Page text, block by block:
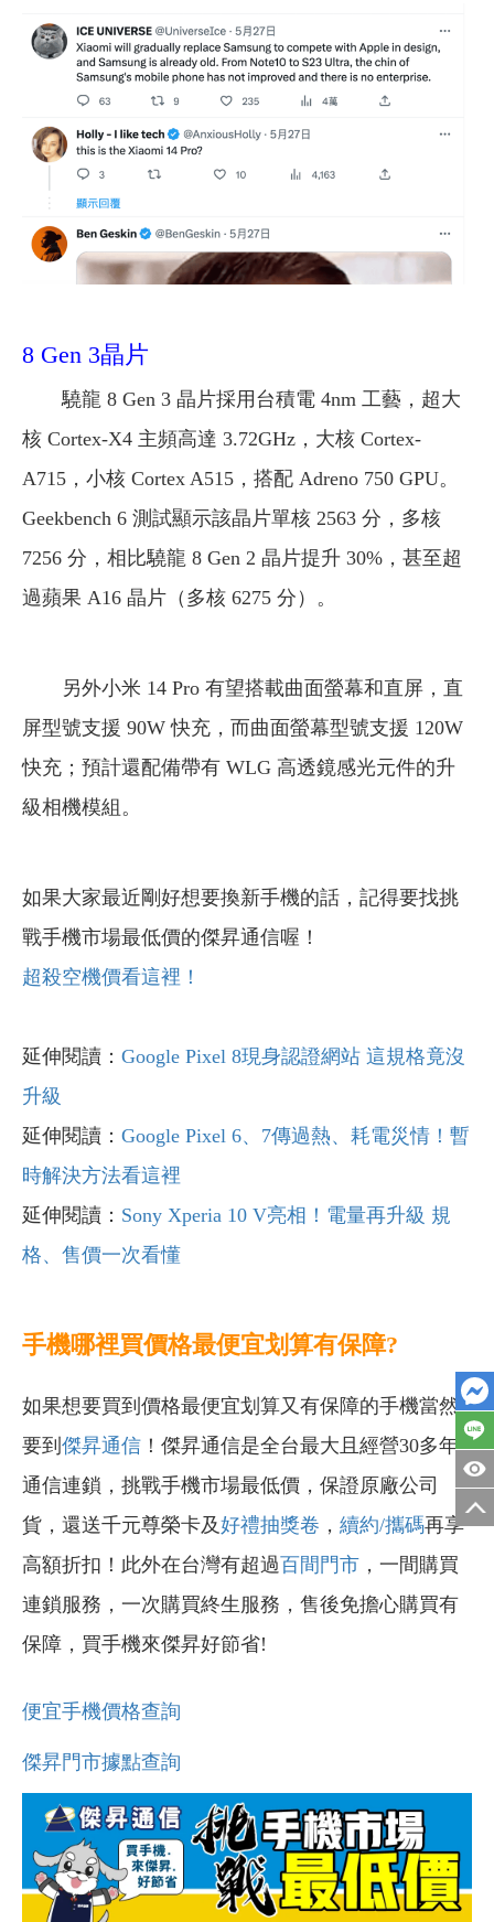
8 Gen 3晶片
驍龍 8 Gen 3 晶片採用台積電 4nm 工藝，超大
核 Cortex-X4 主頻高達 3.72GHz，大核 Cortex-
A715，小核 Cortex A515，搭配 Adreno 750 GPU。
Geekbench 6 測試顯示該晶片單核 2563 分，多核
7256 分，相比驍龍 8 Gen 2 晶片提升 30%，甚至超
過蘋果 A16 晶片（多核 6275 分）。
另外小米 14 Pro 有望搭載曲面螢幕和直屏，直
屏型號支援 90W 快充，而曲面螢幕型號支援 120W
快充；預計還配備帶有 WLG 高透鏡感光元件的升
級相機模組。
如果大家最近剛好想要換新手機的話，記得要找挑
戰手機市場最低價的傑昇通信喔！
超殺空機價看這裡！
延伸閱讀： Google Pixel 8現身認證網站 這規格竟沒
升級
延伸閱讀： Google Pixel 6、7傳過熱、耗電災情！暫
時解決方法看這裡
延伸閱讀： Sony Xperia 10 V亮相！電量再升級 規
格、售價一次看懂
手機哪裡買價格最便宜划算有保障?
如果想要買到價格最便宜划算又有保障的手機當然
要到 傑昇通信 ！傑昇通信是全台最大且經營30多年
通信連鎖，挑戰手機市場最低價，保證原廠公司
貨，還送千元尊榮卡及好禮抽獎卷 ， 續約/攜碼再享
高額折扣！此外在台灣有超過百間門市 ，一間購買
連鎖服務，一次購買終生服務，售後免擔心購買有
保障，買手機來傑昇好節省!
便宜手機價格查詢
傑昇門市據點查詢